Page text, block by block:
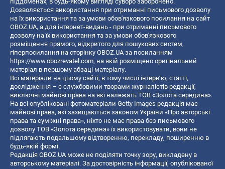
Дозволяється використання при отриманні письмового дозволу
на їх використання та за умови обов'язкового посилання на сайт
OBOZ.UA, а для інтернет-видань - при отриманні письмового
дозволу на їх використання та за умови обов'язкового
розміщення прямого, відкритого для пошукових систем,
гіперпосилання на сторінку OBOZ.UA за посиланням
https://www.obozrevatel.com, на якій розміщено оригінальний
матеріал в першому абзаці матеріалу.
Всі матеріали на цьому сайті, в тому числі інтерв’ю, статті,
дослідження – є службовими творами журналістів редакції,
виключні майнові права на які належать ТОВ «Золота середина».
На всі опубліковані фотоматеріали Getty Images редакція має
майнові права, які захищаються законом України «Про авторські
права та суміжні права», ніхто не має права без письмового
дозволу ТОВ «Золота середина» їх використовувати, вони не
підлягають подальшому відтворенню, перекладу, поширенню в
будь-якій формі.
Редакція OBOZ.UA може не поділяти точку зору, викладену в
авторському матеріалі. За достовірність інформації, опублікованої